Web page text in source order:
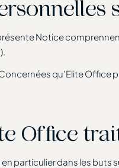
Notice
qu'Elite Office
Office
particulier dans les buts